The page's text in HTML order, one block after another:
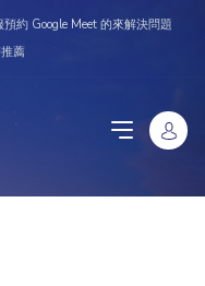
預約 Google Meet 的來解決問題
薦